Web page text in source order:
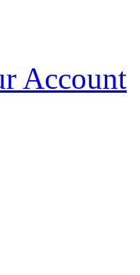
Account